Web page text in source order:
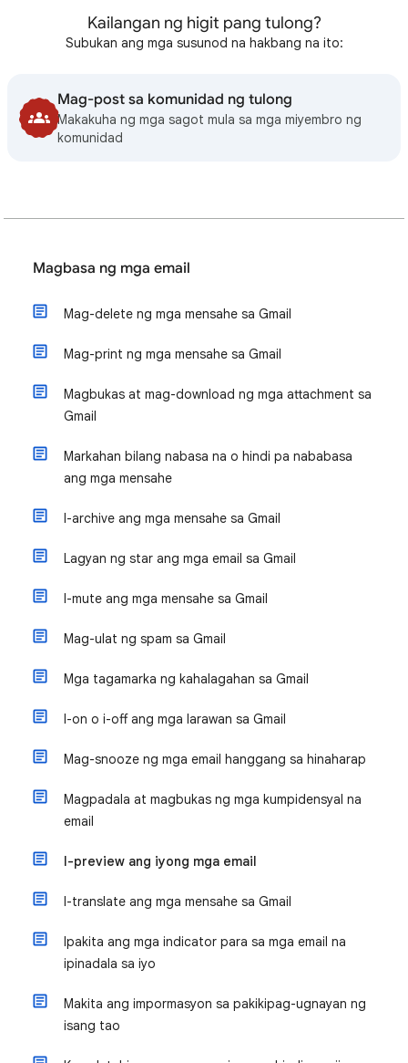
Kailangan ng higit pang tulong?
Subukan ang mga susunod na hakbang na ito:
Mag-post sa komunidad ng tulong
Makakuha ng mga sagot mula sa mga miyembro ng
komunidad
Magbasa ng mga email
Mag-delete ng mga mensahe sa Gmail
Mag-print ng mga mensahe sa Gmail
Magbukas at mag-download ng mga attachment sa
Gmail
Markahan bilang nabasa na o hindi pa nababasa
ang mga mensahe
I-archive ang mga mensahe sa Gmail
Lagyan ng star ang mga email sa Gmail
I-mute ang mga mensahe sa Gmail
Mag-ulat ng spam sa Gmail
Mga tagamarka ng kahalagahan sa Gmail
I-on o i-off ang mga larawan sa Gmail
Mag-snooze ng mga email hanggang sa hinaharap
Magpadala at magbukas ng mga kumpidensyal na
email
I-preview ang iyong mga email
I-translate ang mga mensahe sa Gmail
Ipakita ang mga indicator para sa mga email na
ipinadala sa iyo
Makita ang impormasyon sa pakikipag-ugnayan ng
isang tao